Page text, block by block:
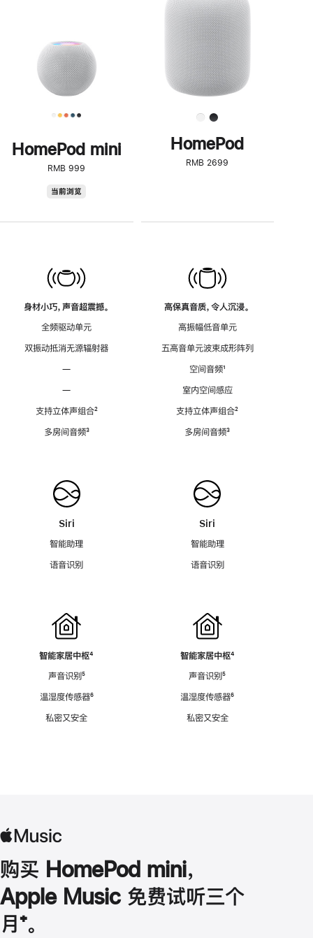
HomePod mini
RMB 999
当前浏览
身材小巧，声音超震撼。
全频驱动单元
双振动抵消无源辐射器
—
—
支持立体声组合脚
²
多房间音频脚
³
Siri
智能助理
语音识别
智能家居中枢脚
⁴
声音识别脚
⁵
温湿度传感器脚
⁶
私密又安全
了
解
HomePod<
HomePod
RMB 2699
高保真音质，令人沉浸。
高振幅低音单元
五高音单元波束成形阵列
空间音频脚
¹
室内空间感应
支持立体声组合脚
²
多房间音频脚
³
Siri
智能助理
语音识别
智能家居中枢脚
⁴
声音识别脚
⁵
温湿度传感器脚
⁶
私密又安全
购买 HomePod mini，
Apple Music 免费试听三个
月 脚
⁺。